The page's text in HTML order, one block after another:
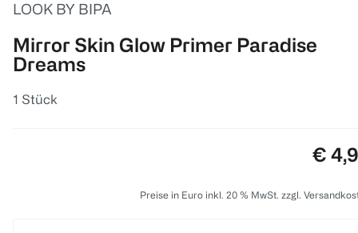
LOOK BY BIPA
Mirror Skin Glow Primer Paradise
Dreams
1 Stück
€
Preise in Euro inkl. 20 % MwSt. zzgl.